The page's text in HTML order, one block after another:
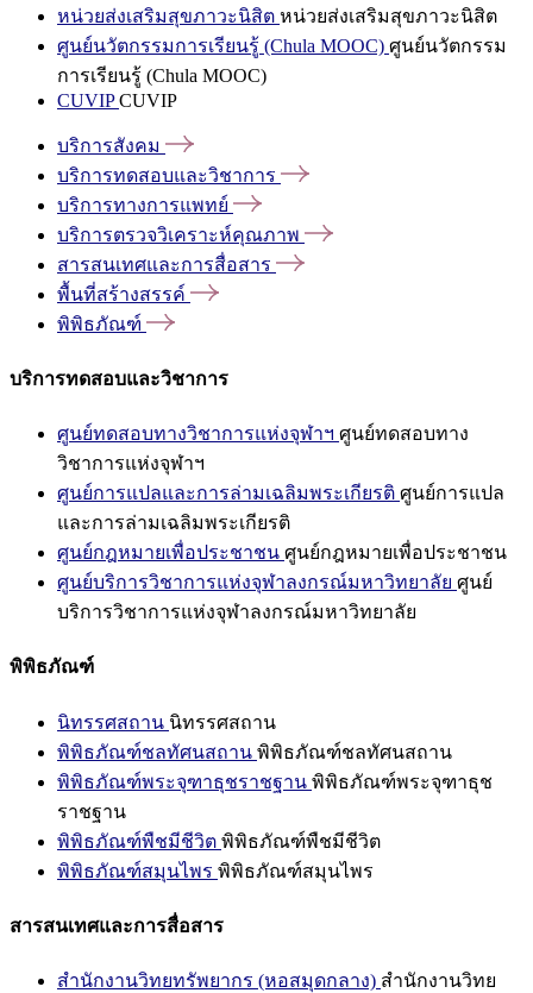
หน่วยส่งเสริมสุขภาวะนิสิต หน่วยส่งเสริมสุขภาวะนิสิต
ศูนย์นวัตกรรมการเรียนรู้ (Chula MOOC) ศูนย์นวัตกรรม
การเรียนรู้ (Chula MOOC)
CUVIPCUVIP
บริการสังคม
บริการทดสอบและวิชาการ
บริการทางการแพทย์
บริการตรวจวิเคราะห์คุณภาพ
สารสนเทศและการสื่อสาร
พื้นที่สร้างสรรค์
พิพิธภัณฑ์
บริการทดสอบและวิชาการ
ศูนย์ทดสอบทางวิชาการแห่งจุฬาฯ ศูนย์ทดสอบทาง
วิชาการแห่งจุฬาฯ
ศูนย์การแปลและการล่ามเฉลิมพระเกียรติ ศูนย์การแปล
และการล่ามเฉลิมพระเกียรติ
ศูนย์กฎหมายเพื่อประชาชน ศูนย์กฎหมายเพื่อประชาชน
ศูนย์บริการวิชาการแห่งจุฬาลงกรณ์มหาวิทยาลัย ศูนย์
บริการวิชาการแห่งจุฬาลงกรณ์มหาวิทยาลัย
พิพิธภัณฑ์
นิทรรศสถาน นิทรรศสถาน
พิพิธภัณฑ์ชลทัศนสถาน พิพิธภัณฑ์ชลทัศนสถาน
พิพิธภัณฑ์พระจุฑาธุชราชฐาน พิพิธภัณฑ์พระจุฑาธุช
ราชฐาน
พิพิธภัณฑ์พืชมีชีวิต พิพิธภัณฑ์พืชมีชีวิต
พิพิธภัณฑ์สมุนไพร พิพิธภัณฑ์สมุนไพร
สารสนเทศและการสื่อสาร
สำนักงานวิทยทรัพยากร (หอสมุดกลาง) สำนักงานวิทย